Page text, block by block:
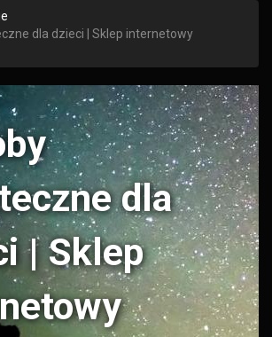
dla dzieci | Sklep internetowy
dla
| Sklep